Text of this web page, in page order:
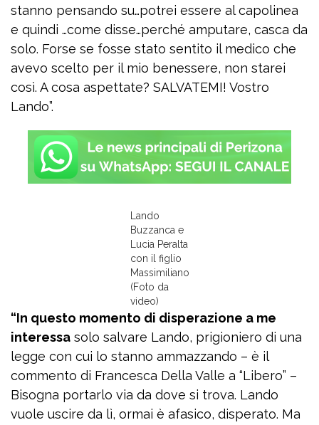
stanno pensando su…potrei essere al capolinea
e quindi …come disse…perché amputare, casca da
solo. Forse se fosse stato sentito il medico che
avevo scelto per il mio benessere, non starei
così. A cosa aspettate? SALVATEMI! Vostro
Lando”.
Lando
Buzzanca e
Lucia Peralta
con il figlio
Massimiliano
(Foto da
video)
“In questo momento di disperazione a me
interessa solo salvare Lando, prigioniero di una
legge con cui lo stanno ammazzando – è il
commento di Francesca Della Valle a “Libero” –
Bisogna portarlo via da dove si trova. Lando
vuole uscire da lì, ormai è afasico, disperato. Ma